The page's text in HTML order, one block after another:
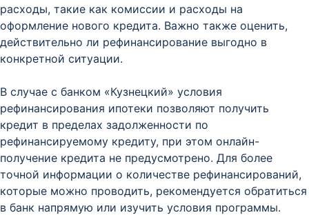
расходы, такие как комиссии и расходы на
оформление нового кредита. Важно также оценить,
действительно ли рефинансирование выгодно в
конкретной ситуации.
В случае с банком «Кузнецкий» условия
рефинансирования ипотеки позволяют получить
кредит в пределах задолженности по
рефинансируемому кредиту, при этом онлайн-
получение кредита не предусмотрено. Для более
точной информации о количестве рефинансирований,
которые можно проводить, рекомендуется обратиться
в банк напрямую или изучить условия программы.